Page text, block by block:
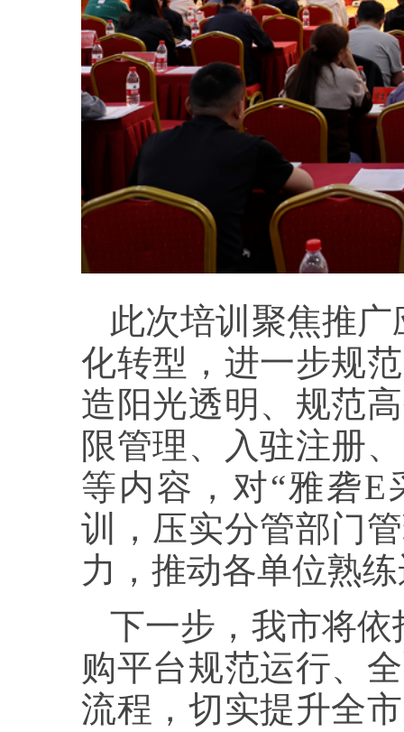
此次培训聚焦推
化转型，进一步规
造阳光透明、规范
限管理、入驻注册
等内容，对“雅砻
训，压实分管部门
力，推动各单位熟
下一步，我市将依
购平台规范运行、
流程，切实提升全